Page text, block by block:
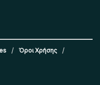
Όροι Χρήσης